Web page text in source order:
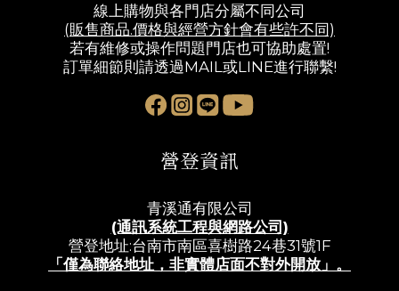
線上購物與各門店分屬不同公司
(販售商品.價格與經營方針會有些許不同)
若有維修或操作問題門店也可協助處置!
訂單細節則請透過MAIL或LINE進行聯繫!
營登資訊
青溪通有限公司
(通訊系統工程與網路公司)
營登地址:台南市南區喜樹路24巷31號1F
「僅為聯絡地址，非實體店面不對外開放」。